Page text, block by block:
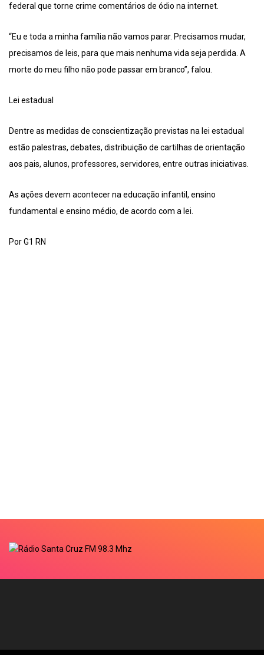
federal que torne crime comentários de ódio na internet.
“Eu e toda a minha família não vamos parar. Precisamos mudar,
precisamos de leis, para que mais nenhuma vida seja perdida. A
morte do meu filho não pode passar em branco”, falou.
Lei estadual
Dentre as medidas de conscientização previstas na lei estadual
estão palestras, debates, distribuição de cartilhas de orientação
aos pais, alunos, professores, servidores, entre outras iniciativas.
As ações devem acontecer na educação infantil, ensino
fundamental e ensino médio, de acordo com a lei.
Por G1 RN